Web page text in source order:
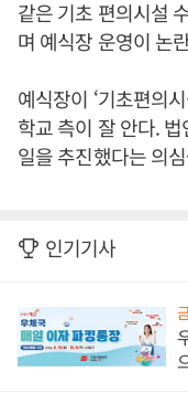
같은 기초 편의시설
며 예식장 운영이 논
예식장이 ‘기초편의
학교 측이 잘 안다.
일을 추진했다는 의
인기기사